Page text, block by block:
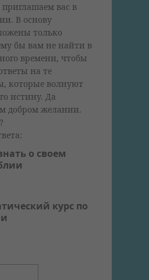
вас в
В основу
только
бы вам не найти в
времени, чтобы
на те
которые волнуют
истину. Да
добром желании.
о своем
курс по